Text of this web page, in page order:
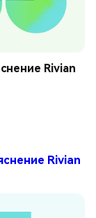
Rivian
Rivian